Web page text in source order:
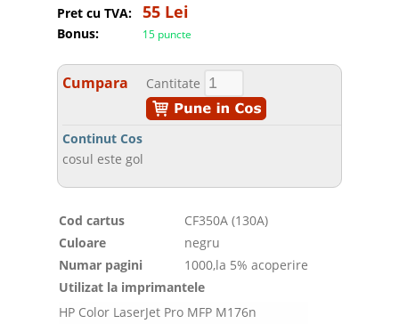
Pret cu TVA: 55 Lei
Bonus: 15 puncte
Cumpara Cantitate
Continut Cos
cosul este gol
Cod cartus
CF350A (130A)
Culoare
negru
Numar pagini
1000,la 5% acoperire
Utilizat la imprimantele
HP Color LaserJet Pro MFP M176n